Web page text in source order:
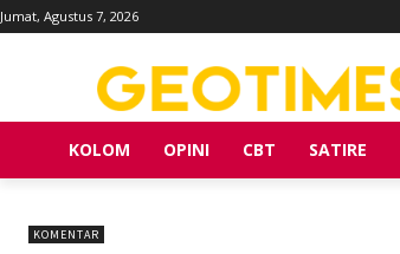
Jumat, Agustus 7, 2026
KOLOM OPINI CBT SATIRE
KOMENTAR